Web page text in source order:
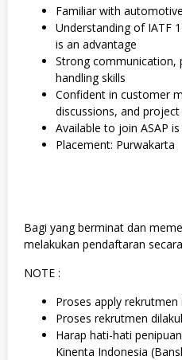
Familiar with
Understanding of IATF
is an advantage
Strong communication,
handling skills
Confident in customer
discussions, and
Available to join ASAP
Placement: Purwakarta
Bagi yang berminat dan
melakukan pendaftaran
NOTE :
Proses apply
Proses rekrutmen
Harap hati-hati
Kinenta Indonesia